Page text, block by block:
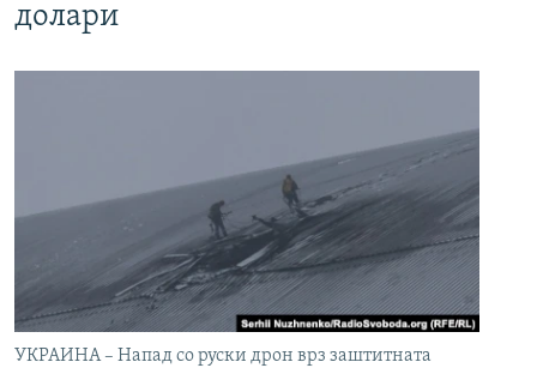
долари
УКРАИНА – Напад со руски дрон врз заштитната